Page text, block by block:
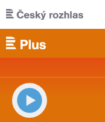
Přejít k hlavnímu obsahu